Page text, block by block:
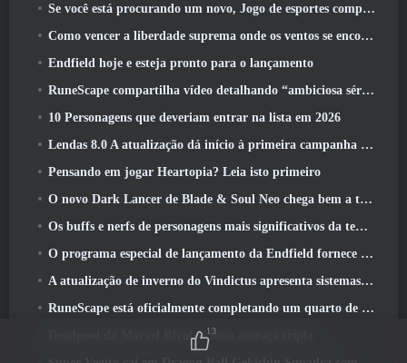
Se você está procurando um novo, Jogo de esportes competitivos, O teste beta fechado do futebol freestyle 2 Está a caminho
Como vencer a liberdade suprema onde os ventos se encontram
Endfield hoje e esteja pronto para o lançamento
RuneScape compartilha vídeo detalhando “ambiciosa série de atualizações de conteúdo”
10 Personagens que deveriam entrar na lista em 2026
Lendas 8.0 A atualização dá início à primeira campanha de 2026
Pensando em jogar Heartopia? Leia isto primeiro
O novo Dark Lancer de Blade & Soul Neo chega bem a tempo para o primeiro aniversário
Os buffs e nerfs de personagens mais significativos da temporada 6
O programa especial de lançamento da Endfield fornece detalhes sobre o sistema de monetização do jogo
A atualização de inverno do Vindictus apresenta sistemas para facilitar a progressão dos jogadores
RuneScape está oficialmente completando um quarto de século
Deadpool da Marvel Rivals é uma ameaça tripla
13